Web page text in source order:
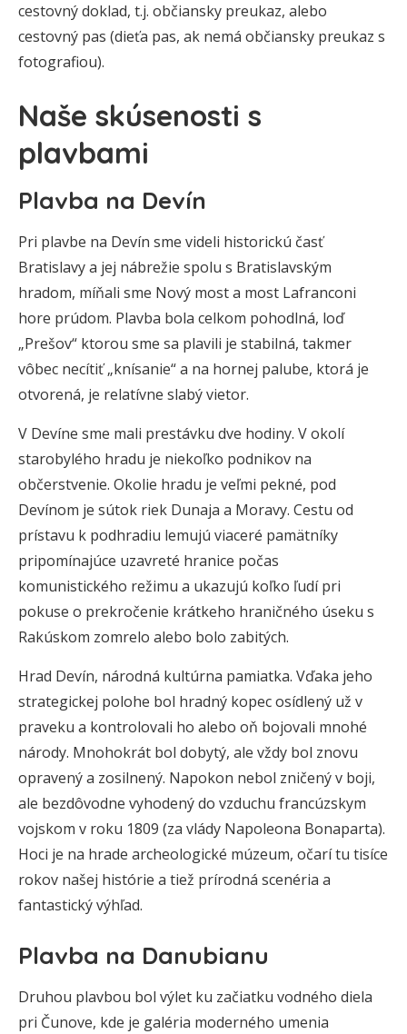
cestovný doklad, t.j. občiansky preukaz, alebo
cestovný pas (dieťa pas, ak nemá občiansky preukaz s
fotografiou).
Naše skúsenosti s
plavbami
Plavba na Devín
Pri plavbe na Devín sme videli historickú časť
Bratislavy a jej nábrežie spolu s Bratislavským
hradom, míňali sme Nový most a most Lafranconi
hore prúdom. Plavba bola celkom pohodlná, loď
„Prešov“ ktorou sme sa plavili je stabilná, takmer
vôbec necítiť „knísanie“ a na hornej palube, ktorá je
otvorená, je relatívne slabý vietor.
V Devíne sme mali prestávku dve hodiny. V okolí
starobylého hradu je niekoľko podnikov na
občerstvenie. Okolie hradu je veľmi pekné, pod
Devínom je sútok riek Dunaja a Moravy. Cestu od
prístavu k podhradiu lemujú viaceré pamätníky
pripomínajúce uzavreté hranice počas
komunistického režimu a ukazujú koľko ľudí pri
pokuse o prekročenie krátkeho hraničného úseku s
Rakúskom zomrelo alebo bolo zabitých.
Hrad Devín, národná kultúrna pamiatka. Vďaka jeho
strategickej polohe bol hradný kopec osídlený už v
praveku a kontrolovali ho alebo oň bojovali mnohé
národy. Mnohokrát bol dobytý, ale vždy bol znovu
opravený a zosilnený. Napokon nebol zničený v boji,
ale bezdôvodne vyhodený do vzduchu francúzskym
vojskom v roku 1809 (za vlády Napoleona Bonaparta).
Hoci je na hrade archeologické múzeum, očarí tu tisíce
rokov našej histórie a tiež prírodná scenéria a
fantastický výhľad.
Plavba na Danubianu
Druhou plavbou bol výlet ku začiatku vodného diela
pri Čunove, kde je galéria moderného umenia